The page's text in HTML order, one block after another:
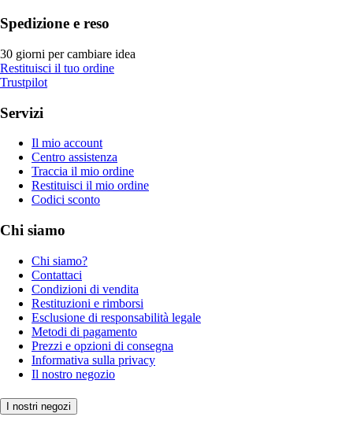
Spedizione e reso
30 giorni per cambiare idea
Restituisci il tuo ordine
Trustpilot
Servizi
Il mio account
Centro assistenza
Traccia il mio ordine
Restituisci il mio ordine
Codici sconto
Chi siamo
Chi siamo?
Contattaci
Condizioni di vendita
Restituzioni e rimborsi
Esclusione di responsabilità legale
Metodi di pagamento
Prezzi e opzioni di consegna
Informativa sulla privacy
Il nostro negozio
I nostri negozi